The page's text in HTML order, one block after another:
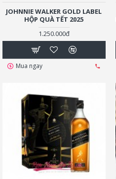
JOHNNIE WALKER GOLD LABEL
HỘP QUÀ TẾT 2025
1.250.000đ
Mua ngay